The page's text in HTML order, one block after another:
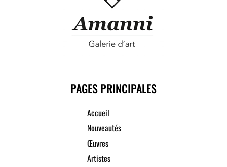
PAGES PRINCIPALES
Accueil
Nouveautés
Œuvres
Artistes